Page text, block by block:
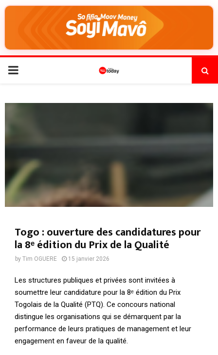
Togo : ouverture des candidatures pour
la 8ᵉ édition du Prix de la Qualité
by Tim OGUERE 15 janvier 2026
Les structures publiques et privées sont invitées à
soumettre leur candidature pour la 8ᵉ édition du Prix
Togolais de la Qualité (PTQ). Ce concours national
distingue les organisations qui se démarquent par la
performance de leurs pratiques de management et leur
engagement en faveur de la qualité.